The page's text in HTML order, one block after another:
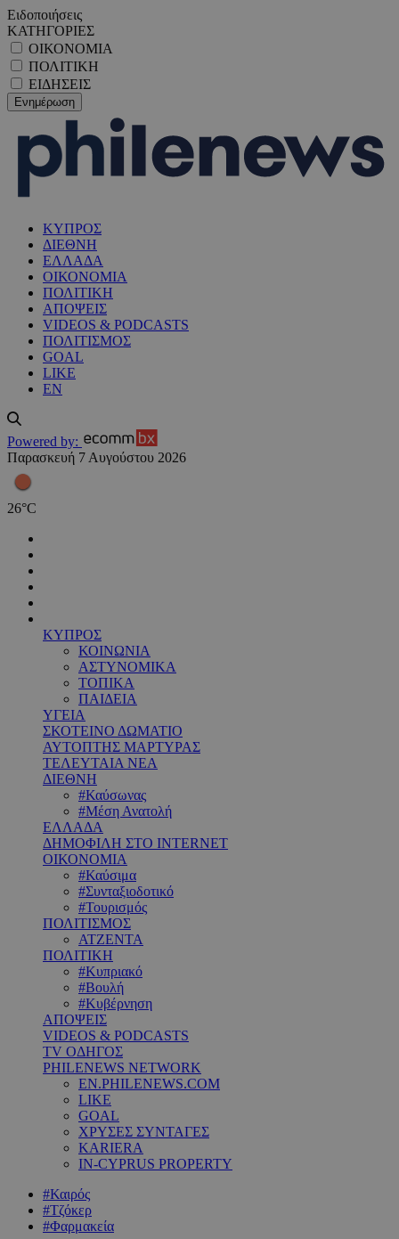
Ειδοποιήσεις
ΚΑΤΗΓΟΡΙΕΣ
ΟΙΚΟΝΟΜΙΑ
ΠΟΛΙΤΙΚΗ
ΕΙΔΗΣΕΙΣ
ΚΥΠΡΟΣ
ΔΙΕΘΝΗ
ΕΛΛΑΔΑ
ΟΙΚΟΝΟΜΙΑ
ΠΟΛΙΤΙΚΗ
ΑΠΟΨΕΙΣ
VIDEOS & PODCASTS
ΠΟΛΙΤΙΣΜΟΣ
GOAL
LIKE
EN
Powered by:
Παρασκευή 7 Αυγούστου 2026
26°C
ΚΥΠΡΟΣ
ΚΟΙΝΩΝΙΑ
ΑΣΤΥΝΟΜΙΚΑ
ΤΟΠΙΚΑ
ΠΑΙΔΕΙΑ
ΥΓΕΙΑ
ΣΚΟΤΕΙΝΟ ΔΩΜΑΤΙΟ
ΑΥΤΟΠΤΗΣ ΜΑΡΤΥΡΑΣ
ΤΕΛΕΥΤΑΙΑ ΝΕΑ
ΔΙΕΘΝΗ
#Καύσωνας
#Μέση Ανατολή
ΕΛΛΑΔΑ
ΔΗΜΟΦΙΛΗ ΣΤΟ INTERNET
ΟΙΚΟΝΟΜΙΑ
#Καύσιμα
#Συνταξιοδοτικό
#Τουρισμός
ΠΟΛΙΤΙΣΜΟΣ
ΑΤΖΕΝΤΑ
ΠΟΛΙΤΙΚΗ
#Κυπριακό
#Βουλή
#Κυβέρνηση
ΑΠΟΨΕΙΣ
VIDEOS & PODCASTS
TV ΟΔΗΓΟΣ
PHILENEWS NETWORK
EN.PHILENEWS.COM
LIKE
GOAL
ΧΡΥΣΕΣ ΣΥΝΤΑΓΕΣ
KARIERA
IN-CYPRUS PROPERTY
#Καιρός
#Τζόκερ
#Φαρμακεία